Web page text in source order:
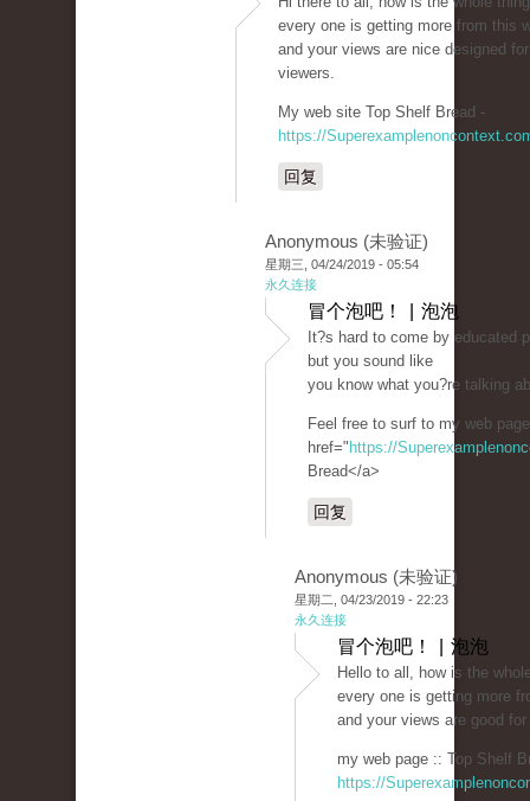
every one is getting more from this
and your views are nice designed
viewers.
My web site Top Shelf Bread -
https://
回复
Anonymous (未验证)
星期三, 04/24/2019 - 05:54
永久连接
冒个泡吧！ | 泡泡
It?s hard to come by educated
but you sound like
you know what you?re talking
Feel free to surf to my web
href=" https://
Bread</a>
回复
Anonymous (未验证)
星期二, 04/23/2019 - 22:23
永久连接
冒个泡吧！ | 泡泡
Hello to all, how is the
every one is getting more
and your views are good
my web page :: Top Shelf
https://